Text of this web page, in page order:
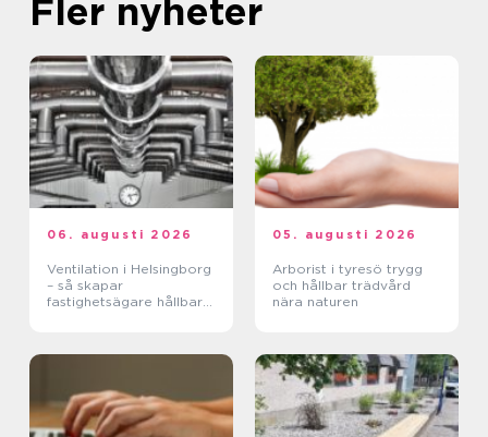
Fler nyheter
06. augusti 2026
Ventilation i Helsingborg
– så skapar
fastighetsägare hållbara
05. augusti 2026
Arborist i tyresö trygg
och hållbar trädvård
nära naturen